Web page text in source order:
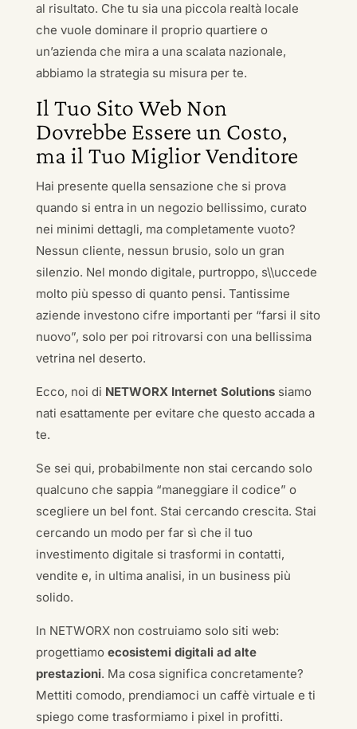
al risultato. Che tu sia una piccola realtà locale
che vuole dominare il proprio quartiere o
un’azienda che mira a una scalata nazionale,
abbiamo la strategia su misura per te.
Il Tuo Sito Web Non
Dovrebbe Essere un Costo,
ma il Tuo Miglior Venditore
Hai presente quella sensazione che si prova
quando si entra in un negozio bellissimo, curato
nei minimi dettagli, ma completamente vuoto?
Nessun cliente, nessun brusio, solo un gran
silenzio. Nel mondo digitale, purtroppo, s\\uccede
molto più spesso di quanto pensi. Tantissime
aziende investono cifre importanti per “farsi il sito
nuovo”, solo per poi ritrovarsi con una bellissima
vetrina nel deserto.
Ecco, noi di NETWORX Internet Solutionssiamo
nati esattamente per evitare che questo accada a
te.
Se sei qui, probabilmente non stai cercando solo
qualcuno che sappia “maneggiare il codice” o
scegliere un bel font. Stai cercando crescita. Stai
cercando un modo per far sì che il tuo
investimento digitale si trasformi in contatti,
vendite e, in ultima analisi, in un business più
solido.
In NETWORX non costruiamo solo siti web:
progettiamo ecosistemi digitali ad alte
prestazioni. Ma cosa significa concretamente?
Mettiti comodo, prendiamoci un caffè virtuale e ti
spiego come trasformiamo i pixel in profitti.